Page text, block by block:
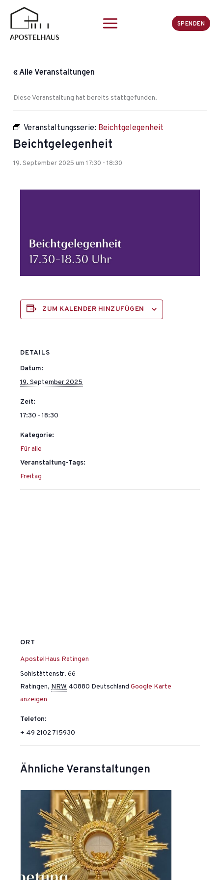
springen
SPENDEN
« Alle Veranstaltungen
Diese Veranstaltung hat bereits stattgefunden.
Veranstaltungsserie: Beichtgelegenheit
Beichtgelegenheit
19. September 2025 um 17:30 -18:30
ZUM KALENDER HINZUFÜGEN
DETAILS
Datum:
19. September 2025
Zeit:
17:30 - 18:30
Kategorie:
Für alle
Veranstaltung-Tags:
Freitag
ORT
ApostelHaus Ratingen
Sohlstättenstr. 66
Ratingen, NRW 40880 Deutschland Google Karte
anzeigen
Telefon:
+ 49 2102 715930
Ähnliche Veranstaltungen